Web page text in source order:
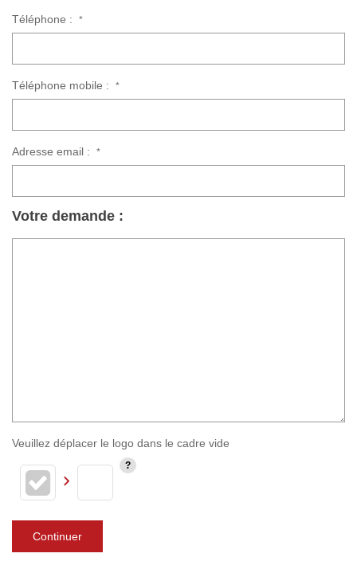
Téléphone : *
Téléphone mobile : *
Adresse email : *
Votre demande :
Veuillez déplacer le logo dans le cadre vide
Continuer